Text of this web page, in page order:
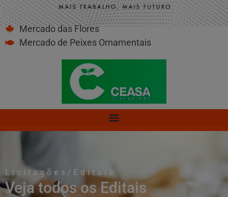
Mercado das Flores
Mercado de Peixes Ornamentais
Licitações/Editais
Veja todos os Editais